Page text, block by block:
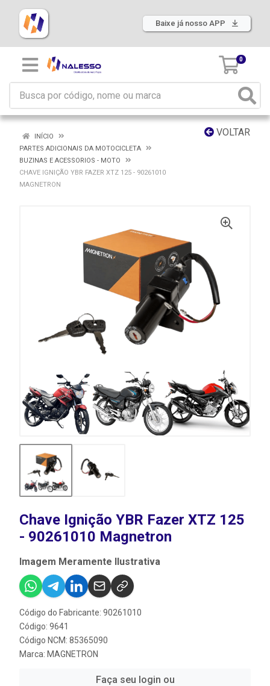
Baixe já nosso APP
0
VOLTAR
INÍCIO
PARTES ADICIONAIS DA MOTOCICLETA
BUZINAS E ACESSORIOS - MOTO
CHAVE IGNIÇÃO YBR FAZER XTZ 125 - 90261010
MAGNETRON
Chave Ignição YBR Fazer XTZ 125
- 90261010 Magnetron
Imagem Meramente Ilustrativa
Código do Fabricante: 90261010
Código: 9641
Código NCM: 85365090
Marca: MAGNETRON
Faça seu login ou